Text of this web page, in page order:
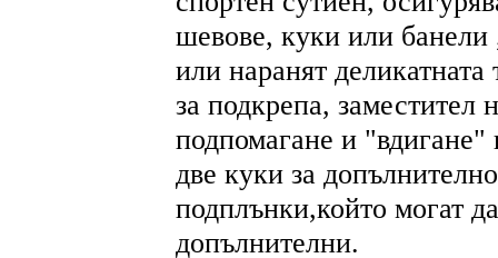
шевове, куки или
или наранят
за подкрепа, заместител
подпомагане и "вдигане"
две куки за
подплънки,който могат
допълнителни.